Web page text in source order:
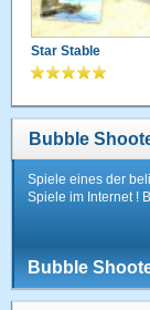
Star Stable
Bubble
Spiele eines der
Spiele im Internet !
Bubble